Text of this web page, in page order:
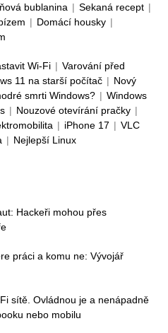
bublanina | Sekaná recept |
| Domácí housky |
Wi-Fi | Varování před
11 na starší počítač | Nový
smrti Windows? | Windows
| Nouzové otevírání pračky |
| iPhone 17 | VLC
| Nejlepší Linux
Hackeři mohou přes
práci a komu ne: Vývojář
sítě. Ovládnou je a nenápadně
nebo mobilu